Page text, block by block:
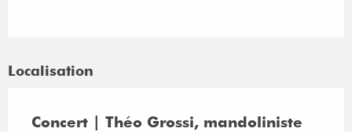
Localisation
Concert | Théo Grossi, mandoliniste